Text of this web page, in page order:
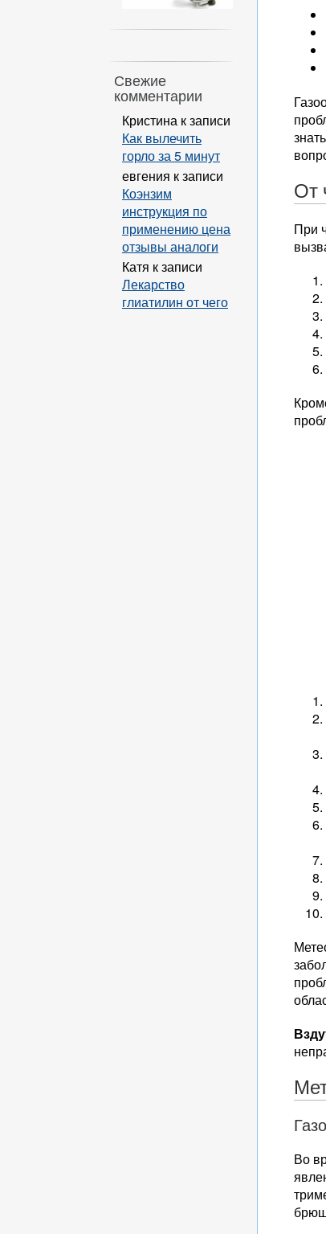
От
При
Во
Свежие
комментарии
Кристина к записи
Как вылечить
горло за 5 минут
евгения к записи
Коэнзим
инструкция по
применению цена
отзывы аналоги
Катя к записи
Лекарство
глиатилин от чего